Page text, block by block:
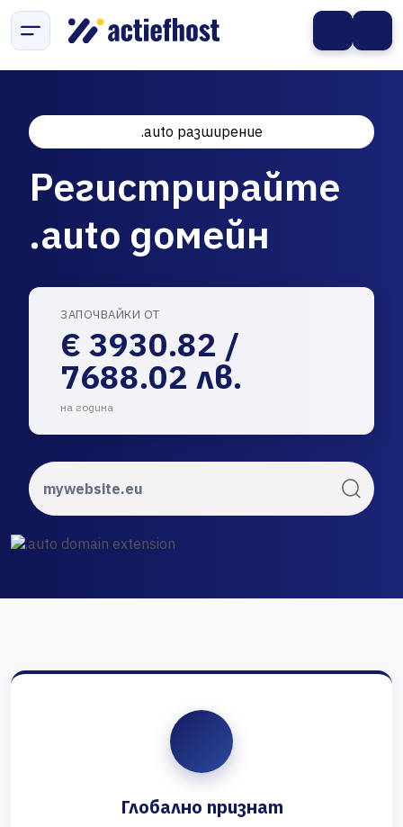
.auto разширение
Регистрирайте
.auto домейн
ЗАПОЧВАЙКИ ОТ
€ 3930.82 /
7688.02 лв.
на година
Глобално признат